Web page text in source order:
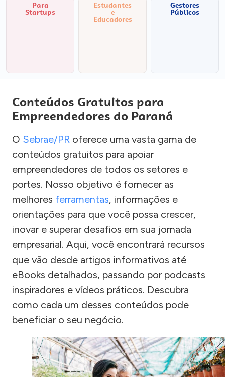
Para
Startups
Estudantes
e
Educadores
Gestores
Públicos
Conteúdos Gratuitos para
Empreendedores do Paraná
O Sebrae/PR oferece uma vasta gama de
conteúdos gratuitos para apoiar
empreendedores de todos os setores e
portes. Nosso objetivo é fornecer as
melhores ferramentas, informações e
orientações para que você possa crescer,
inovar e superar desafios em sua jornada
empresarial. Aqui, você encontrará recursos
que vão desde artigos informativos até
eBooks detalhados, passando por podcasts
inspiradores e vídeos práticos. Descubra
como cada um desses conteúdos pode
beneficiar o seu negócio.